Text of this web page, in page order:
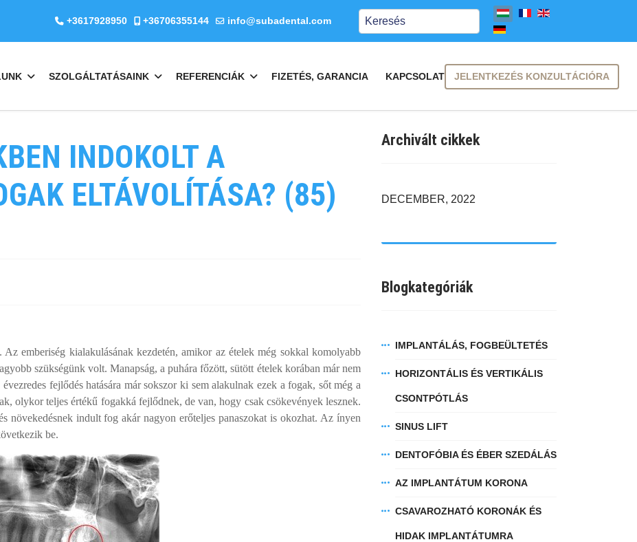
Keresés
+3617928950 +36706355144 info@subadental.com
JELENTKEZÉS KONZULTÁCIÓRA
SZOLGÁLTATÁSAINK REFERENCIÁK FIZETÉS, GARANCIA KAPCSOLAT
INDOKOLT A
ELTÁVOLÍTÁSA? (85)
emberiség kialakulásának kezdetén, amikor az ételek még sokkal komolyabb
szükségünk volt. Manapság, a puhára főzött, sütött ételek korában már nem
fejlődés hatására már sokszor ki sem alakulnak ezek a fogak, sőt még a
olykor teljes értékű fogakká fejlődnek, de van, hogy csak csökevények lesznek.
növekedésnek indult fog akár nagyon erőteljes panaszokat is okozhat. Az ínyen
be.
Archivált cikkek
DECEMBER, 2022
Blogkategóriák
IMPLANTÁLÁS, FOGBEÜLTETÉS
HORIZONTÁLIS ÉS VERTIKÁLIS
CSONTPÓTLÁS
SINUS LIFT
DENTOFÓBIA ÉS ÉBER SZEDÁLÁS
AZ IMPLANTÁTUM KORONA
CSAVAROZHATÓ KORONÁK ÉS
HIDAK IMPLANTÁTUMRA